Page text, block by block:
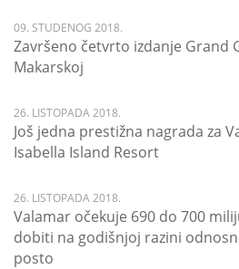
09. STUDENOG 2018.
Završeno četvrto izdanje Grand
Makarskoj
26. LISTOPADA 2018.
Još jedna prestižna nagrada za
Isabella Island Resort
26. LISTOPADA 2018.
Valamar očekuje 690 do 700
dobiti na godišnjoj razini
posto